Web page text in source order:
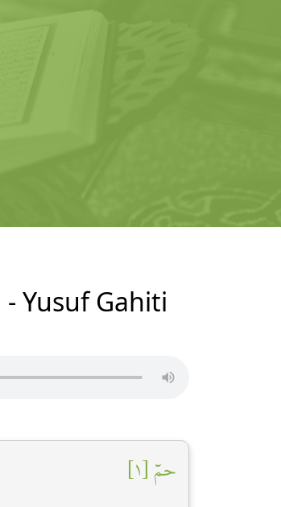
Yusuf Gahiti
حمٓ [١]